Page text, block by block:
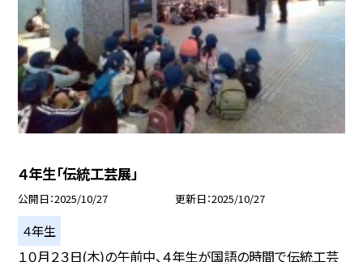
４年生「伝統工芸展」
公開日 2025/10/27 更新日 2025/10/27
４年生
１０月２３日(木)の午前中、４年生が国語の時間で伝統工芸